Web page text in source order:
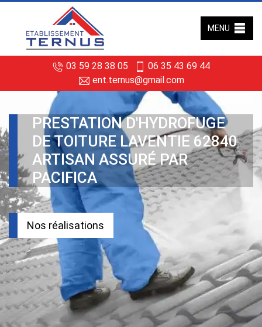
03 59 28 38 05
06 35 43 69 44
ent.ternus@gmail.com
MENU
PRESTATION D'HYDROFUGE
DE TOITURE LAVENTIE 62840
ARTISAN ASSURÉ PAR
PACIFICA
Nos réalisations